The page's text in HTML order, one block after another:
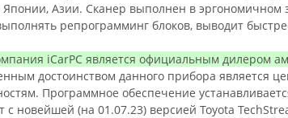
Азии. Сканер выполнен в эргономичном
репрограмминг блоков, выводит
iCarPC является официальным дилером
достоинством данного прибора является
Программное обеспечение
с новейшей (на 01.07.23) версией Toyota